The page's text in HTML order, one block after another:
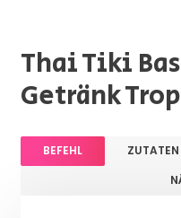
Thai Tiki
Getränk
BEFEHL ZUTATEN